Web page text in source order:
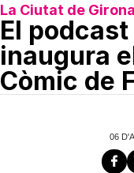
La Ciutat de Girona
El
inaugura
Còmic de
06